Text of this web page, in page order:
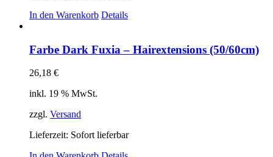
In den Warenkorb Details
Farbe Dark Fuxia – Hairextensions (50/60cm)
26,18 €
inkl. 19 % MwSt.
zzgl. Versand
Lieferzeit: Sofort lieferbar